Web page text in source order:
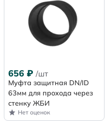
656 ₽ /шт
Муфта защитная DN/ID
63мм для прохода через
стенку ЖБИ
Нет оценок